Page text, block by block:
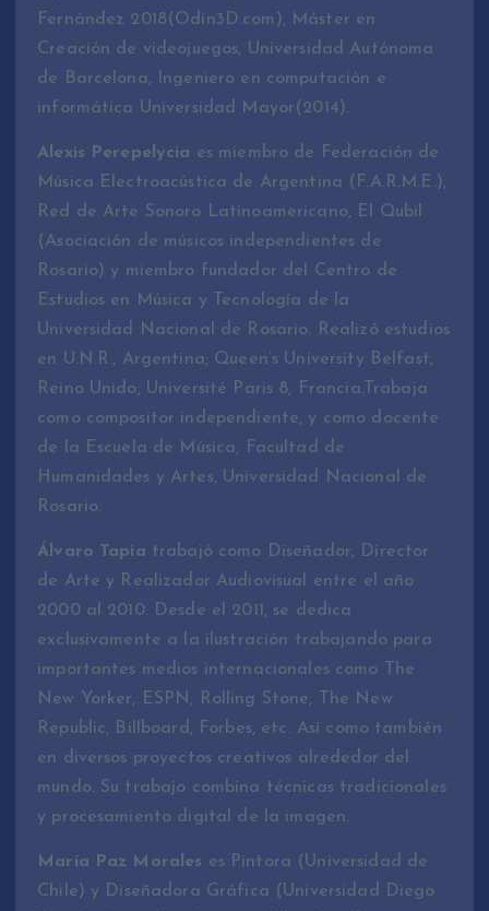
Fernández 2018(Odin3D.com), Máster en
Creación de videojuegos, Universidad Autónoma
de Barcelona, Ingeniero en computación e
informática Universidad Mayor(2014).
Alexis Perepelycia es miembro de Federación de
Música Electroacústica de Argentina (F.A.R.M.E.),
Red de Arte Sonoro Latinoamericano, El Qubil
(Asociación de músicos independientes de
Rosario) y miembro fundador del Centro de
Estudios en Música y Tecnología de la
Universidad Nacional de Rosario. Realizó estudios
en U.N.R., Argentina; Queen’s University Belfast,
Reino Unido; Université Paris 8, Francia.Trabaja
como compositor independiente, y como docente
de la Escuela de Música, Facultad de
Humanidades y Artes, Universidad Nacional de
Rosario.
Álvaro Tapia trabajó como Diseñador, Director
de Arte y Realizador Audiovisual entre el año
2000 al 2010. Desde el 2011, se dedica
exclusivamente a la ilustración trabajando para
importantes medios internacionales como The
New Yorker, ESPN, Rolling Stone, The New
Republic, Billboard, Forbes, etc. Así como también
en diversos proyectos creativos alrededor del
mundo. Su trabajo combina técnicas tradicionales
y procesamiento digital de la imagen.
María Paz Morales es Pintora (Universidad de
Chile) y Diseñadora Gráfica (Universidad Diego